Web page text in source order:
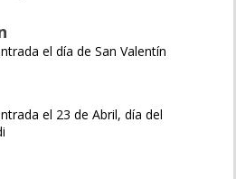
el día de San Valentín
el 23 de Abril, día del